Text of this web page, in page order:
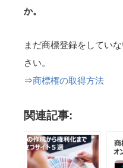
か。
まだ商標登録をしてい
さい。
⇒商標権の取得方法
関連記事: